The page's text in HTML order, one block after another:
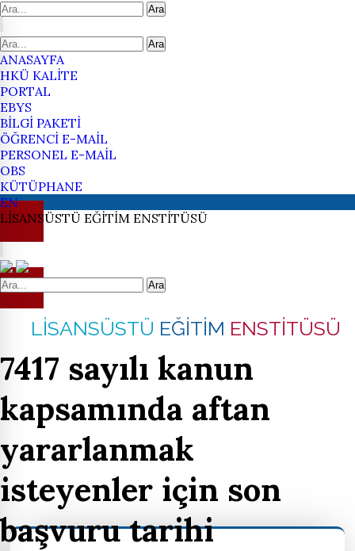
Ara
Ara
ANASAYFA
HKÜ KALİTE
PORTAL
EBYS
BİLGİ PAKETİ
ÖĞRENCİ E-MAİL
PERSONEL E-MAİL
OBS
KÜTÜPHANE
EN
LİSANSÜSTÜ EĞİTİM ENSTİTÜSÜ
Ara
LİSANSÜSTÜ EĞİTİM ENSTİTÜSÜ
7417 sayılı kanun
kapsamında aftan
yararlanmak
isteyenler için son
başvuru tarihi